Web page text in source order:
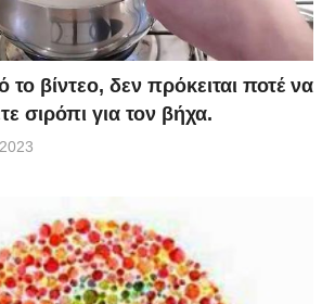
βίντεο, δεν πρόκειται ποτέ να
σιρόπι για τον βήχα.